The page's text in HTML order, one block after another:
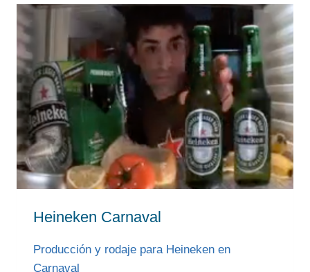
EVOLUCIONA
Heineken Carnaval
Producción y rodaje para Heineken en
Carnaval